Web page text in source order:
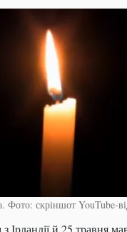
Фото: скріншот YouTube-
Ірландії й 25 травня